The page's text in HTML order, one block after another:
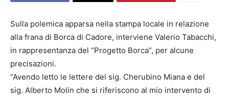
Sulla polemica apparsa nella stampa locale in relazione
alla frana di Borca di Cadore, interviene Valerio Tabacchi,
in rappresentanza del “Progetto Borca”, per alcune
precisazioni.
“Avendo letto le lettere del sig. Cherubino Miana e del
sig. Alberto Molin che si riferiscono al mio intervento di